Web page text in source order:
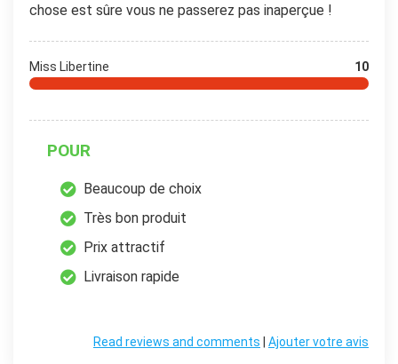
chose est sûre vous ne passerez pas inaperçue !
Miss Libertine 10
POUR
Beaucoup de choix
Très bon produit
Prix attractif
Livraison rapide
Ajouter votre avis
Read reviews and comments